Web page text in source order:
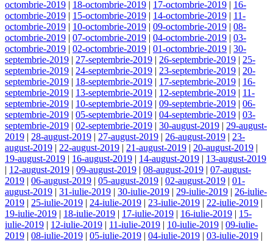
octombrie-2019 | 18-octombrie-2019 | 17-octombrie-2019 | 16-
octombrie-2019 | 15-octombrie-2019 | 14-octombrie-2019 | 11-
octombrie-2019 | 10-octombrie-2019 | 09-octombrie-2019 | 08-
octombrie-2019 | 07-octombrie-2019 | 04-octombrie-2019 | 03-
octombrie-2019 | 02-octombrie-2019 | 01-octombrie-2019 | 30-
septembrie-2019 | 27-septembrie-2019 | 26-septembrie-2019 | 25-
septembrie-2019 | 24-septembrie-2019 | 23-septembrie-2019 | 20-
septembrie-2019 | 18-septembrie-2019 | 17-septembrie-2019 | 16-
septembrie-2019 | 13-septembrie-2019 | 12-septembrie-2019 | 11-
septembrie-2019 | 10-septembrie-2019 | 09-septembrie-2019 | 06-
septembrie-2019 | 05-septembrie-2019 | 04-septembrie-2019 | 03-
septembrie-2019 | 02-septembrie-2019 | 30-august-2019 | 29-august-
2019 | 28-august-2019 | 27-august-2019 | 26-august-2019 | 23-
august-2019 | 22-august-2019 | 21-august-2019 | 20-august-2019 |
19-august-2019 | 16-august-2019 | 14-august-2019 | 13-august-2019
| 12-august-2019 | 09-august-2019 | 08-august-2019 | 07-august-
2019 | 06-august-2019 | 05-august-2019 | 02-august-2019 | 01-
august-2019 | 31-iulie-2019 | 30-iulie-2019 | 29-iulie-2019 | 26-iulie-
2019 | 25-iulie-2019 | 24-iulie-2019 | 23-iulie-2019 | 22-iulie-2019 |
19-iulie-2019 | 18-iulie-2019 | 17-iulie-2019 | 16-iulie-2019 | 15-
iulie-2019 | 12-iulie-2019 | 11-iulie-2019 | 10-iulie-2019 | 09-iulie-
2019 | 08-iulie-2019 | 05-iulie-2019 | 04-iulie-2019 | 03-iulie-2019 |